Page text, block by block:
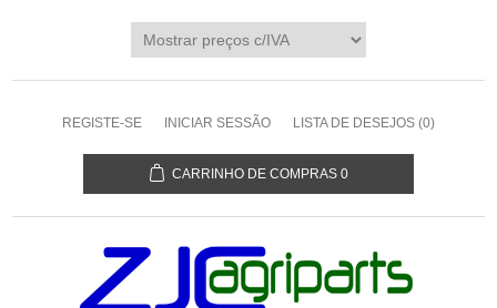
REGISTE-SE INICIAR SESSÃO LISTA DE DESEJOS (0)
CARRINHO DE COMPRAS 0